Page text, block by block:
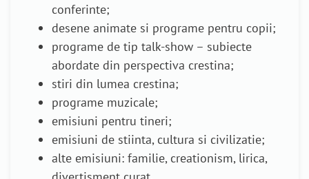
conferinte;
desene animate si programe pentru copii;
programe de tip talk-show – subiecte
abordate din perspectiva crestina;
stiri din lumea crestina;
programe muzicale;
emisiuni pentru tineri;
emisiuni de stiinta, cultura si civilizatie;
alte emisiuni: familie, creationism, lirica,